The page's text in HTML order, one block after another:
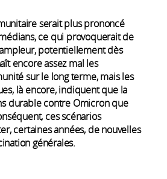
serait plus prononcé
ce qui provoquerait de
potentiellement dès
encore assez mal les
sur le long terme, mais les
là encore, indiquent que la
durable contre Omicron que
ces scénarios
certaines années, de nouvelles
générales.